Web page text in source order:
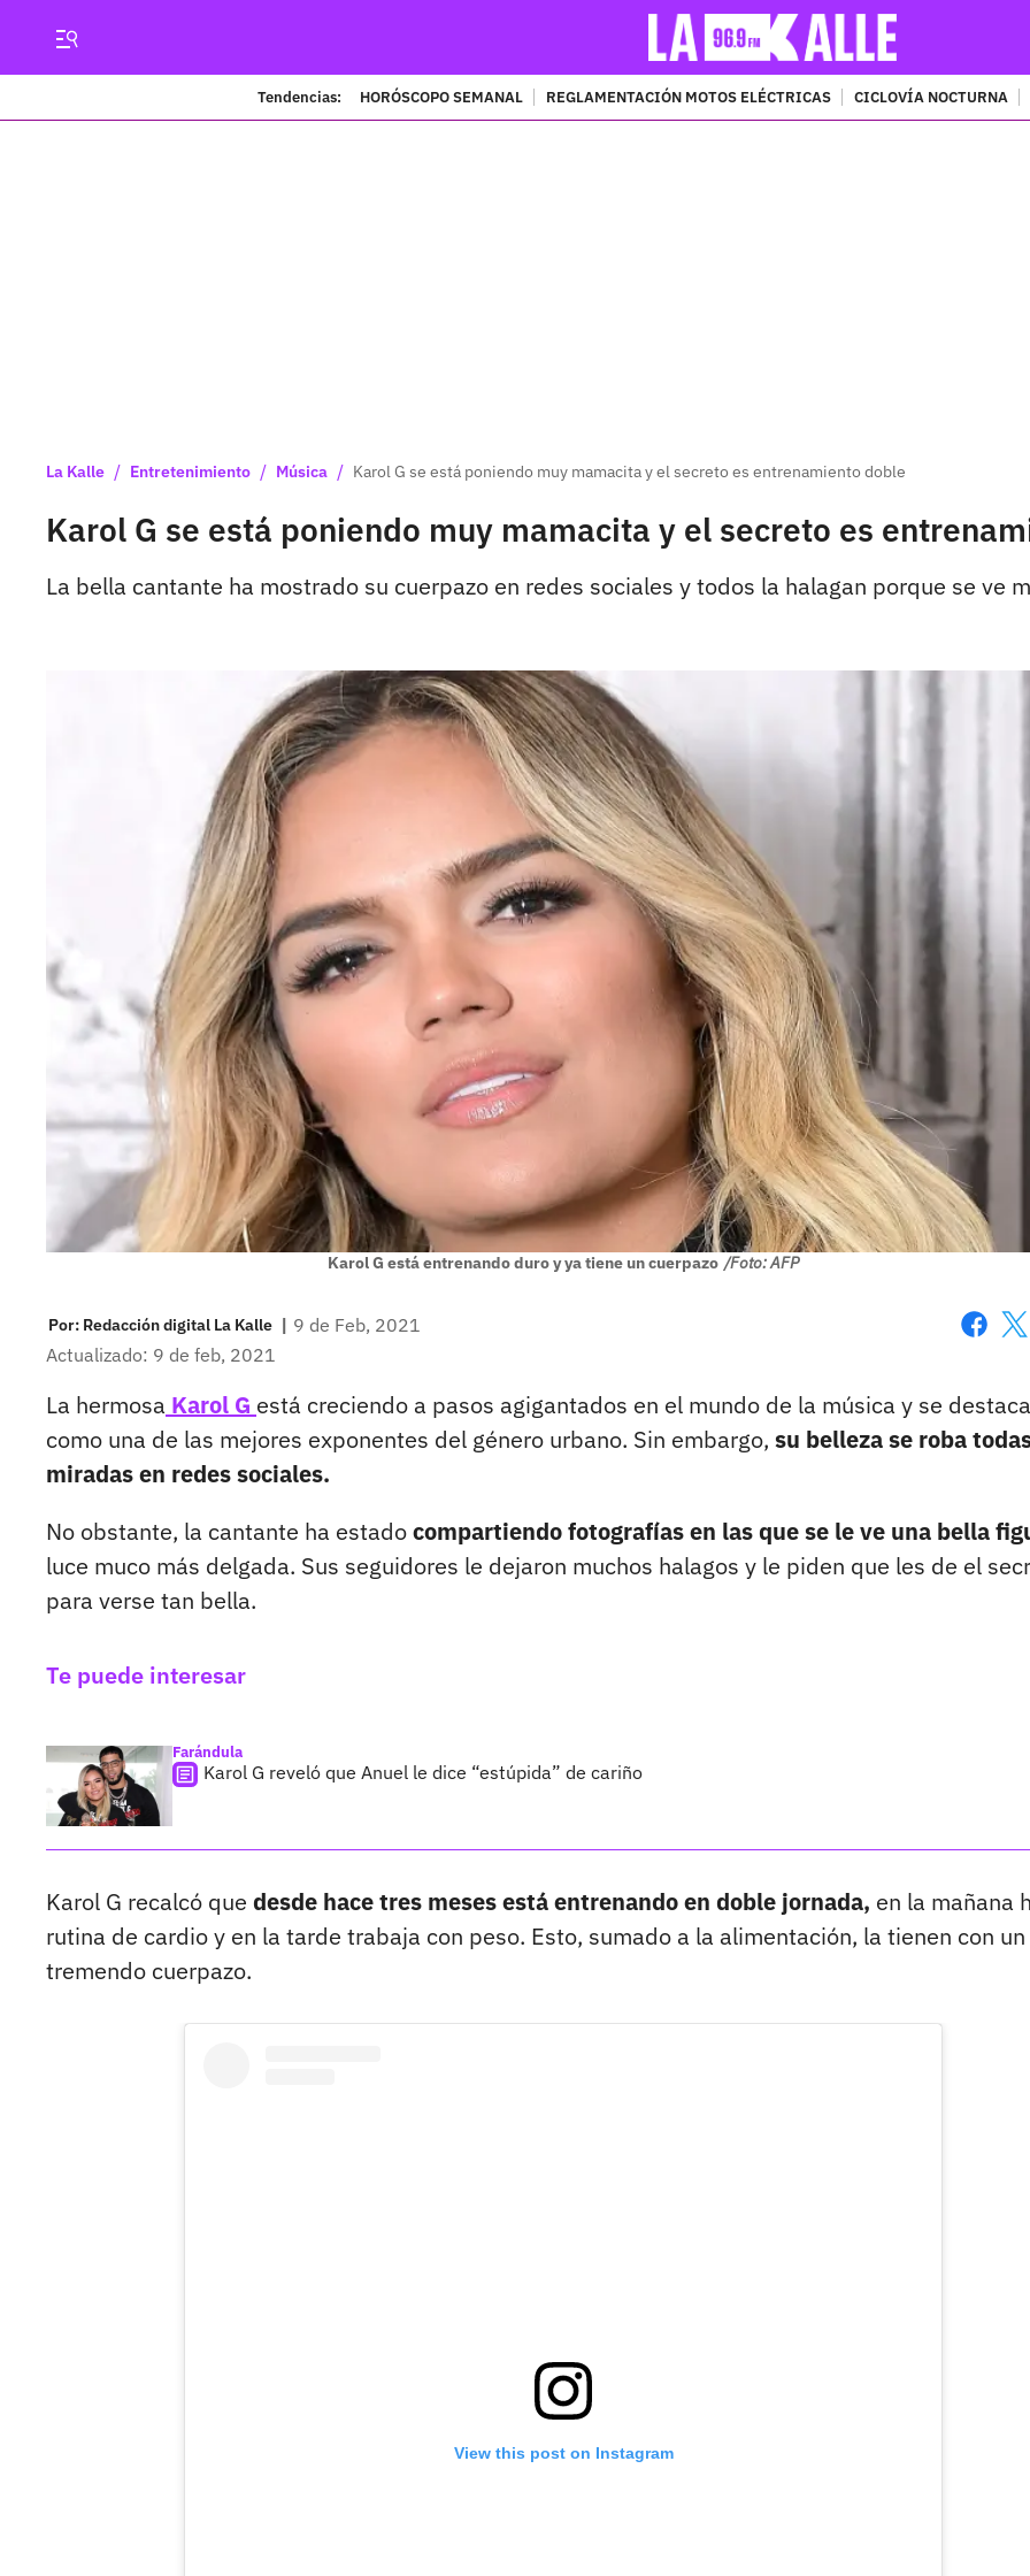
Tendencias: HORÓSCOPO SEMANAL REGLAMENTACIÓN MOTOS ELÉCTRICAS CICLOVÍA NOCTURNA
La Kalle / Entretenimiento / Música / Karol G se está poniendo muy mamacita y el secreto es entrenamiento doble
Karol G se está poniendo muy mamacita y el secreto es
La bella cantante ha mostrado su cuerpazo en redes sociales y todos la halagan porque se ve
Karol G está entrenando duro y ya tiene un cuerpazo /Foto: AFP
Por: Redacción digital La Kalle | 9 de Feb, 2021
Actualizado: 9 de feb, 2021
La hermosa Karol G está creciendo a pasos agigantados en el mundo de la música y se destaca
como una de las mejores exponentes del género urbano. Sin embargo, su belleza se roba
miradas en redes sociales.
No obstante, la cantante ha estadocompartiendo fotografías en las que se le ve una bella
luce muco más delgada. Sus seguidores le dejaron muchos halagos y le piden que les de el
para verse tan bella.
Te puede interesar
Farándula
Karol G reveló que Anuel le dice “estúpida” de cariño
Karol G recalcó que desde hace tres meses está entrenando en doble jornada, en la mañana
rutina de cardio y en la tarde trabaja con peso. Esto, sumado a la alimentación, la tienen con un
tremendo cuerpazo.
View this post on Instagram